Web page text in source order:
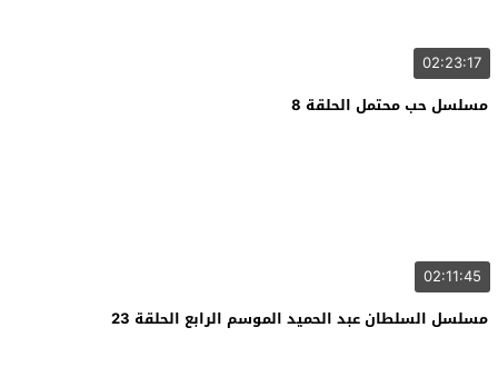
02:23:17
مسلسل حب محتمل الحلقة 8
02:11:45
مسلسل السلطان عبد الحميد الموسم الرابع الحلقة 23